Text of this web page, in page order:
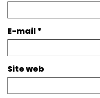
E-mail*
Site web